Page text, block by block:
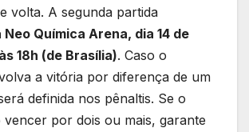
volta. A segunda partida
Neo Química Arena, dia 14 de
18h (de Brasília). Caso o
a vitória por diferença de um
definida nos pênaltis. Se o
vencer por dois ou mais, garante